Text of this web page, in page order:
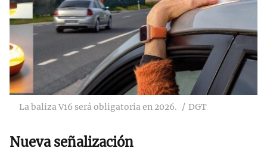
La baliza V16 será obligatoria en 2026. DGT
Nueva señalización